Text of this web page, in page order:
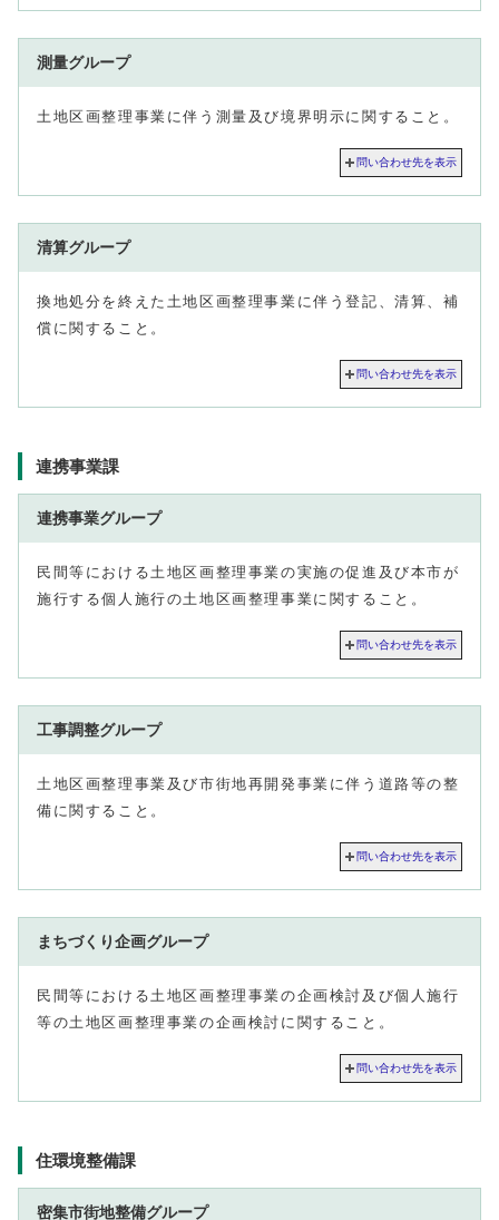
測量グループ
土地区画整理事業に伴う測量及び境界明示に関すること。
問い合わせ先を表示
清算グループ
換地処分を終えた土地区画整理事業に伴う登記、清算、補
償に関すること。
問い合わせ先を表示
連携事業課
連携事業グループ
民間等における土地区画整理事業の実施の促進及び本市が
施行する個人施行の土地区画整理事業に関すること。
問い合わせ先を表示
工事調整グループ
土地区画整理事業及び市街地再開発事業に伴う道路等の整
備に関すること。
問い合わせ先を表示
まちづくり企画グループ
民間等における土地区画整理事業の企画検討及び個人施行
等の土地区画整理事業の企画検討に関すること。
問い合わせ先を表示
住環境整備課
密集市街地整備グループ